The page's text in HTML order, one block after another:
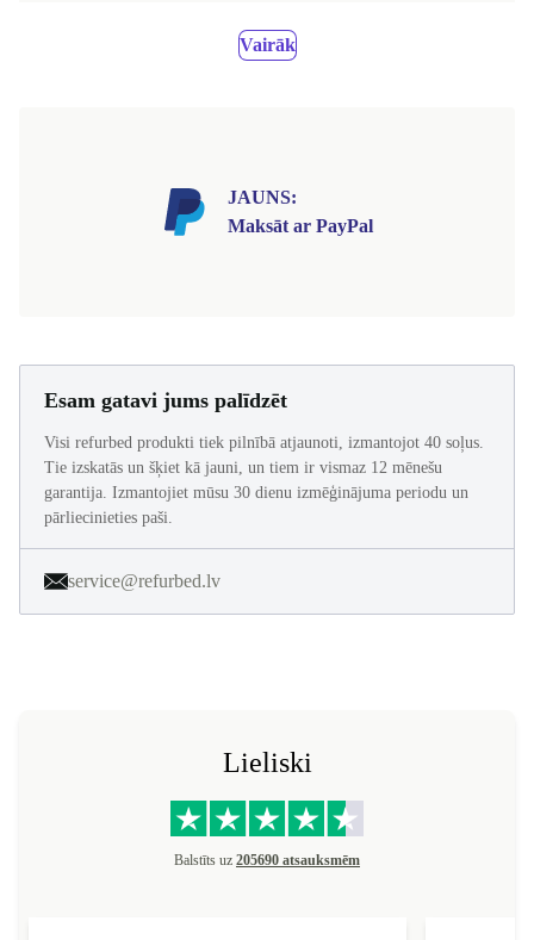
Vairāk
JAUNS:
Maksāt ar PayPal
Esam gatavi jums palīdzēt
Visi refurbed produkti tiek pilnībā atjaunoti, izmantojot 40 soļus.
Tie izskatās un šķiet kā jauni, un tiem ir vismaz 12 mēnešu
garantija. Izmantojiet mūsu 30 dienu izmēģinājuma periodu un
pārliecinieties paši.
service@refurbed.lv
Lieliski
Balstīts uz 205690 atsauksmēm